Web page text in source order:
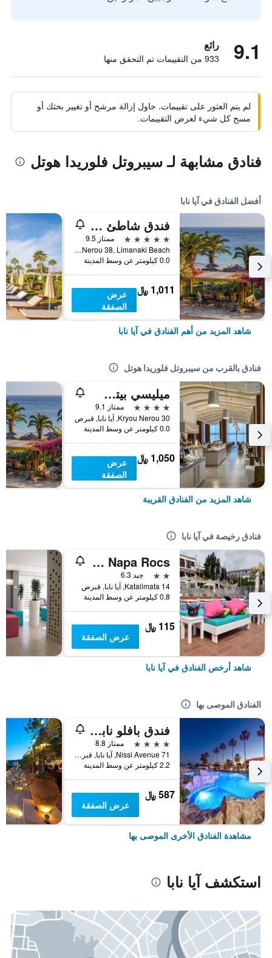
9.1 رائع
933 من التقييمات تم التحقق منها
لم يتم العثور على تقييمات. حاول إزالة مرشح أو تغيير بحثك أو
مسح كل شيء لعرض التقييمات.
فنادق مشابهة لـ سيبروتل فلوريدا هوتل
أفضل الفنادق في آيا نابا
فندق شاطئ أليون
5 نجوم
ممتاز 9.5
Kryou Nerou 38, Limanaki Beach, آيا نابا, قبرص
0.0 كيلومتر عن وسط المدينة
1,011 ﷼
عرض
الصفقة
شاهد المزيد من أهم الفنادق في آيا نابا
فنادق بالقرب من سيبروتل فلوريدا هوتل
ميليسي بيتش هوتل آند سبا
4 نجوم
ممتاز 9.1
30 Kryou Nerou, آيا نابا, قبرص
0.0 كيلومتر عن وسط المدينة
1,050 ﷼
عرض
الصفقة
شاهد المزيد من الفنادق القريبة
فنادق رخيصة في آيا نابا
Pambos Napa Rocs
2 نجمتين
جيد 6.3
14 Katalimata, آيا نابا, قبرص
0.8 كيلومتر عن وسط المدينة
115 ﷼
عرض الصفقة
شاهد أرخص الفنادق في آيا نابا
الفنادق الموصى بها
فندق بافلو نابا بيتش
4 نجوم
ممتاز 8.8
71 Nissi Avenue, آيا نابا, قبرص
2.2 كيلومتر عن وسط المدينة
587 ﷼
عرض الصفقة
مشاهدة الفنادق الأخرى الموصى بها
استكشف آيا نابا